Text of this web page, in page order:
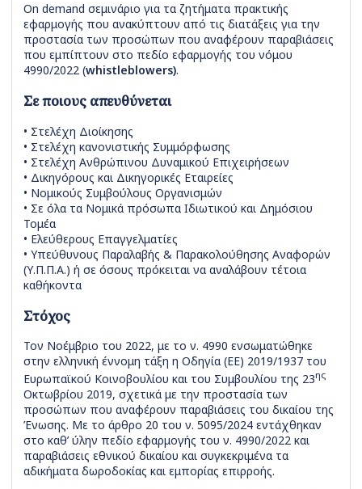
On demand σεμινάριο για τα ζητήματα πρακτικής
εφαρμογής που ανακύπτουν από τις διατάξεις για την
προστασία των προσώπων που αναφέρουν παραβιάσεις
που εμπίπτουν στο πεδίο εφαρμογής του νόμου
4990/2022 (whistleblowers).
Σε ποιους απευθύνεται
• Στελέχη Διοίκησης
• Στελέχη κανονιστικής Συμμόρφωσης
• Στελέχη Ανθρώπινου Δυναμικού Επιχειρήσεων
• Δικηγόρους και Δικηγορικές Εταιρείες
• Νομικούς Συμβούλους Οργανισμών
• Σε όλα τα Νομικά πρόσωπα Ιδιωτικού και Δημόσιου
Τομέα
• Ελεύθερους Επαγγελματίες
• Υπεύθυνους Παραλαβής & Παρακολούθησης Αναφορών
(Υ.Π.Π.Α.) ή σε όσους πρόκειται να αναλάβουν τέτοια
καθήκοντα
Στόχος
Τον Νοέμβριο του 2022, με το ν. 4990 ενσωματώθηκε
στην ελληνική έννομη τάξη η Οδηγία (ΕΕ) 2019/1937 του
Ευρωπαϊκού Κοινοβουλίου και του Συμβουλίου της 23ης
Οκτωβρίου 2019, σχετικά με την προστασία των
προσώπων που αναφέρουν παραβιάσεις του δικαίου της
Ένωσης. Mε το άρθρο 20 του ν. 5095/2024 εντάχθηκαν
στο καθ’ ύλην πεδίο εφαρμογής του ν. 4990/2022 και
παραβιάσεις εθνικού δικαίου και συγκεκριμένα τα
αδικήματα δωροδοκίας και εμπορίας επιρροής.